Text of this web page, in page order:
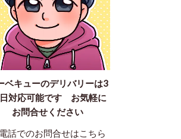
ベキューのデリバリーは3
対応可能です お気軽に
お問合せください
話でのお問合せはこちら